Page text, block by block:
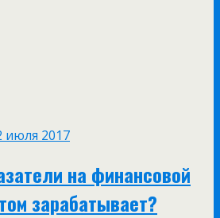
июля 2017
на финансовой
зарабатывает?